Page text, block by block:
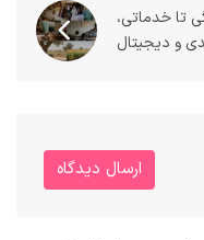
تا خدماتی،
و دیجیتال
ارسال دیدگاه